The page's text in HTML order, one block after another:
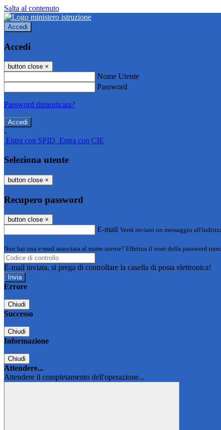
Salta al contenuto
Accedi
Accedi
button close ×
Nome Utente
Password
Password dimenticata?
-
Entra con SPID Entra con CIE
Seleziona utente
button close ×
Recupero password
button close ×
E-mail Verrà inviato un messaggio
Non hai una e-mail associata al nome utente? Effettua il reset della password
E-mail inviata, si prega di controllare la casella di posta elettronica!
Errore
Chiudi
Successo
Chiudi
Informazione
Chiudi
Attendere...
Attendere il completamento dell'operazione...